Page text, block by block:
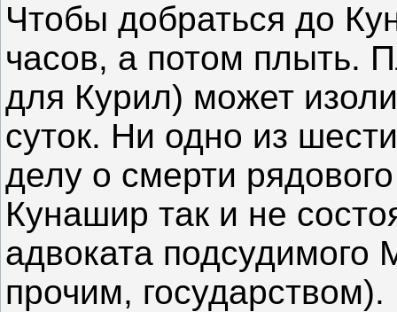
Чтобы добраться до
часов, а потом плыть.
для Курил) может
суток. Ни одно из
делу о смерти
Кунашир так и не
адвоката
прочим,